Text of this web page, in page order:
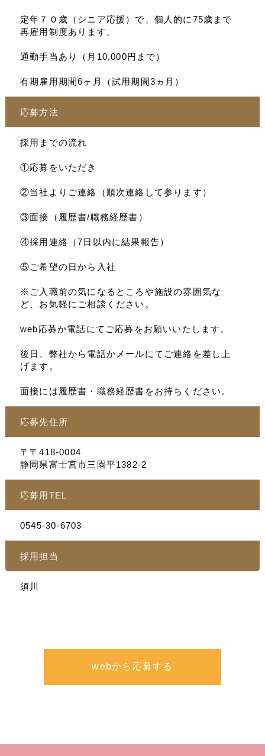
定年７０歳（シニア応援）で、個人的に75歳まで
再雇用制度あります。
通勤手当あり（月10,000円まで）
有期雇用期間6ヶ月（試用期間3ヵ月）
応募方法
採用までの流れ
①応募をいただき
②当社よりご連絡（順次連絡して参ります）
③面接（履歴書/職務経歴書）
④採用連絡（7日以内に結果報告）
⑤ご希望の日から入社
※ご入職前の気になるところや施設の雰囲気な
ど、お気軽にご相談ください。
web応募か電話にてご応募をお願いいたします。
後日、弊社から電話かメールにてご連絡を差し上
げます。
面接には履歴書・職務経歴書をお持ちください。
応募先住所
〒〒418-0004
静岡県富士宮市三園平1382-2
応募用TEL
0545-30-6703
採用担当
須川
webから応募する